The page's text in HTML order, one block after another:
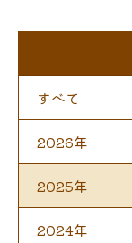
すべて
2026年
2025年
2024年